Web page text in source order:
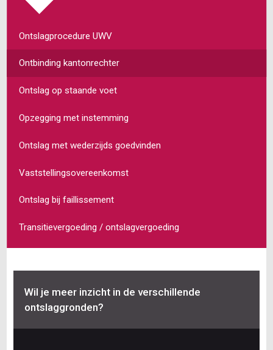
Ontslagprocedure UWV
Ontbinding kantonrechter
Ontslag op staande voet
Opzegging met instemming
Ontslag met wederzijds goedvinden
Vaststellingsovereenkomst
Ontslag bij faillissement
Transitievergoeding / ontslagvergoeding
Wil je meer inzicht in de verschillende
ontslaggronden?